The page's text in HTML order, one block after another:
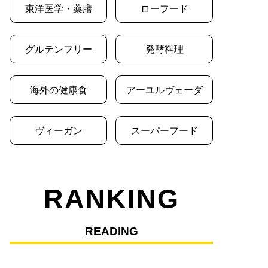
東洋医学・薬膳 ローフード
グルテンフリー 発酵料理
海外の健康食 アーユルヴェーダ
ヴィーガン スーパーフード
RANKING
READING